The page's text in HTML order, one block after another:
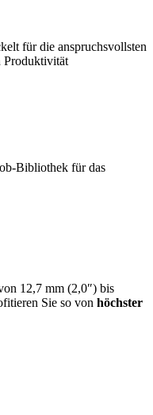
für die anspruchsvollsten
Produktivität
Bibliothek für das
12,7 mm (2,0″) bis
Sie so von höchster